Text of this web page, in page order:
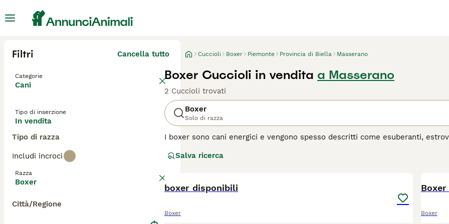
Filtri Cancella tutto
Categorie
Cani
Tipo di inserzione
In vendita
Tipo di razza
Includi incroci
Razza
Boxer
Città/Regione
Cuccioli Boxer Piemonte Provincia di Biella Masserano
Boxer Cuccioli in vendita a Masserano
2 Cuccioli trovati
Boxer
Solo di razza
I boxer sono cani energici e vengono spesso descritti come esuberanti,
Questi cani sono estremamente leali e il fatto che siano così estroversi
Leggi lanostra pagina di consigli sul Boxer per informazioni su questa razza
Salva ricerca
boxer disponibili
Boxer Boxer